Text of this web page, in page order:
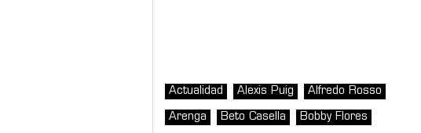
Actualidad Alexis Puig Alfredo Rosso
Arenga Beto Casella Bobby Flores